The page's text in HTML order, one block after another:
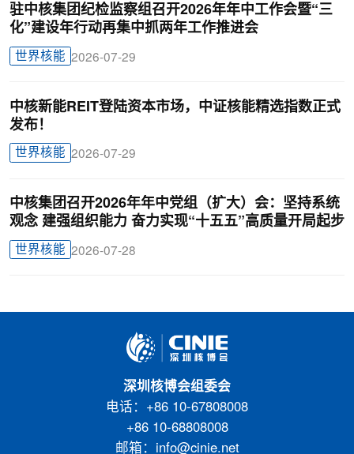
驻中核集团纪检监察组召开2026年年中工作会暨“三
化”建设年行动再集中抓两年工作推进会
世界核能 2026-07-29
中核新能REIT登陆资本市场，中证核能精选指数正式
发布！
世界核能 2026-07-29
中核集团召开2026年年中党组（扩大）会：坚持系统
观念 建强组织能力 奋力实现“十五五”高质量开局起步
世界核能 2026-07-28
深圳核博会组委会
电话：+86 10-67808008
+86 10-68808008
邮箱：info@cinie.net